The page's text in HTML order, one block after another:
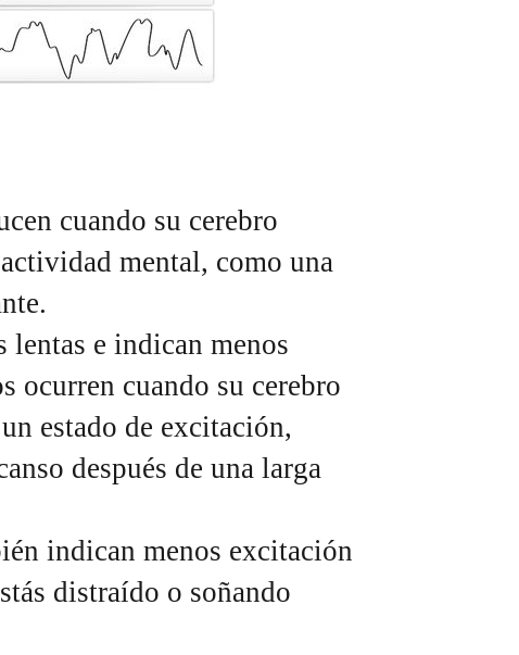
cuando su cerebro
mental, como una
lentas e indican menos
ocurren cuando su cerebro
estado de excitación,
después de una larga
indican menos excitación
distraído o soñando